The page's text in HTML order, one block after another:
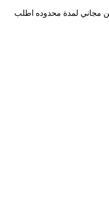
مجاني لمدة محدوده اطلب